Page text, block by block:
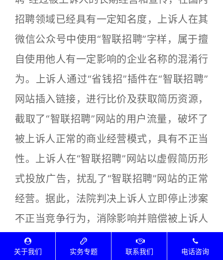
招聘领域已经具有一定知名度，上诉人在其
微信公众号中使用“智联招聘”字样，属于擅
自使用他人有一定影响的企业名称的混淆行
为。上诉人通过“省钱招”插件在“智联招聘”
网站插入链接，进行比价及获取简历资源，
截取了“智联招聘”网站的用户流量，破坏了
被上诉人正常的商业经营模式，具有不正当
性。上诉人在“智联招聘”网站以虚假简历形
式投放广告，扰乱了“智联招聘”网站的正常
经营。据此，法院判决上诉人立即停止涉案
不正当竞争行为，消除影响并赔偿被上诉人
经济损失及合理费用共计100余万元。
关于我们 实务专题 联系我们 电话咨询